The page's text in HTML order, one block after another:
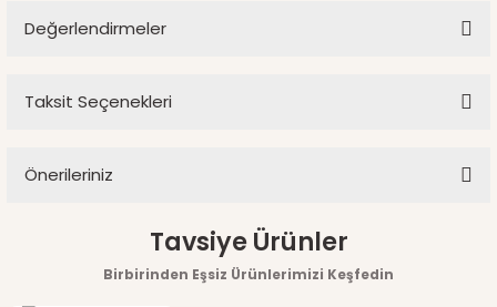
Değerlendirmeler
Taksit Seçenekleri
Önerileriniz
Bu ürünün fiyat bilgisi, resim, ürün açıklamalarında ve diğer
konularda yetersiz gördüğünüz noktaları öneri formunu
Tavsiye Ürünler
Birbirinden Eşsiz Ürünlerimizi Keşfedin